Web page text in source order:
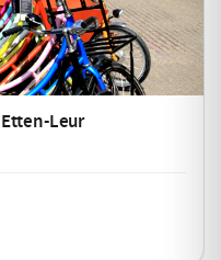
Etten-Leur